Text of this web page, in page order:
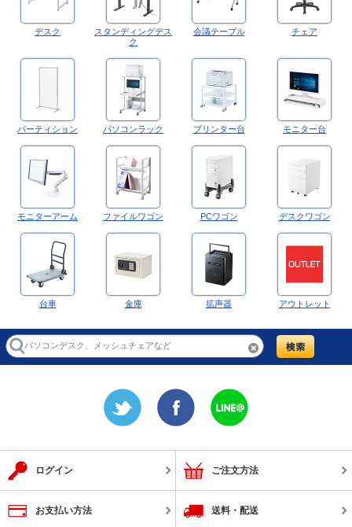
デスク
スタンディングデス
ク
会議テーブル チェア
パーティション パソコンラック プリンター台 モニター台
モニターアーム ファイルワゴン PCワゴン デスクワゴン
台車 金庫 拡声器 アウトレット
ログイン ご注文方法
お支払い方法 送料・配送